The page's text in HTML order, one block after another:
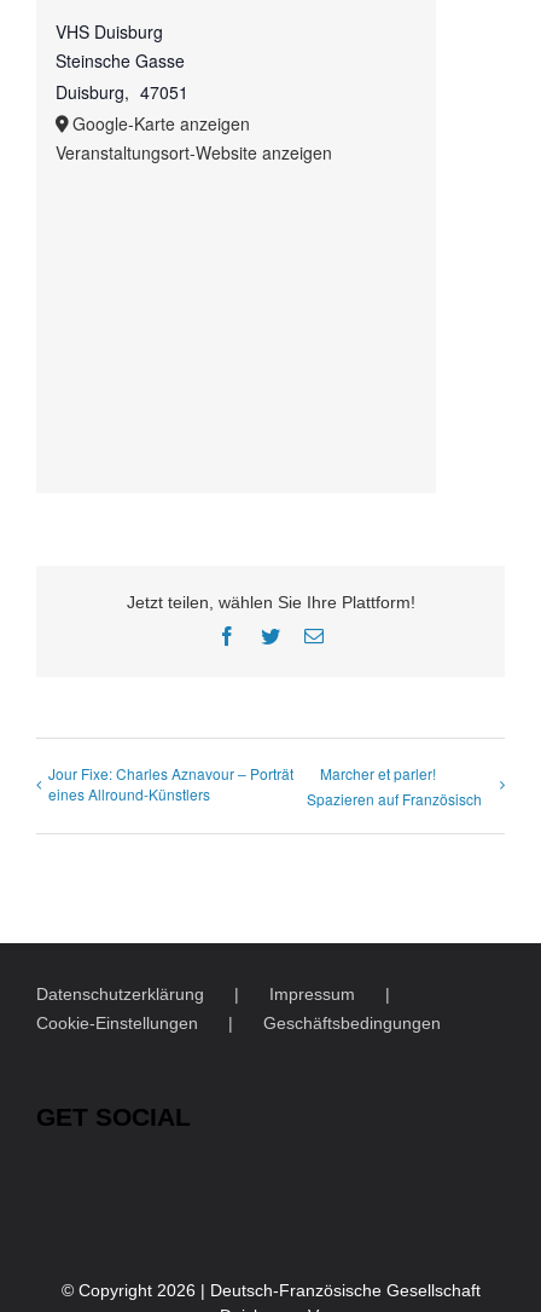
VHS Duisburg
Steinsche Gasse
Duisburg, 47051
Google-Karte anzeigen
Veranstaltungsort-Website anzeigen
Jetzt teilen, wählen Sie Ihre Plattform!
Facebook
TwitterE-
Jour Fixe: Charles Aznavour – Porträt
eines Allround-Künstlers
Marcher et parler!
Spazieren auf Französisch
Datenschutzerklärung
Impressum
Cookie-Einstellungen
Geschäftsbedingungen
GET SOCIAL
© Copyright 2026 | Deutsch-Französische Gesellschaft